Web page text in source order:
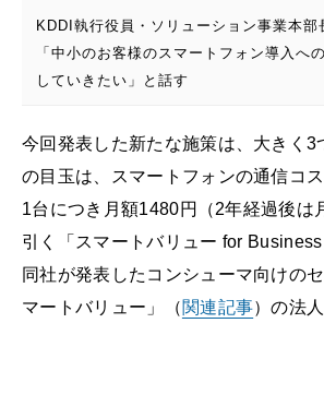
KDDI執行役員・ソリューション事業本部
「中小のお客様のスマートフォン導入へ
していきたい」と話す
今回発表した新たな施策は、大きく3
の目玉は、スマートフォンの通信コ
1台につき月額1480円（2年経過後は
引く「スマートバリュー for
同社が発表したコンシューマ向けの
マートバリュー」（関連記事）の法